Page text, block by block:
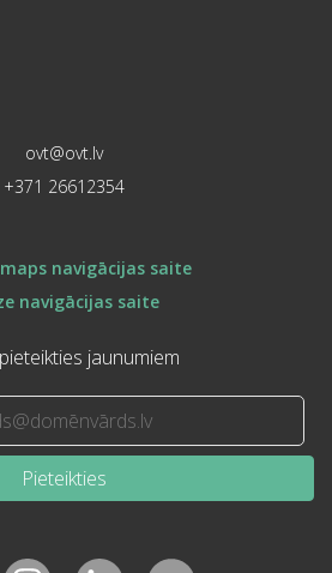
ovt@ovt.lv
+371 26612354
navigācijas saite
navigācijas saite
jaunumiem
Pieteikties